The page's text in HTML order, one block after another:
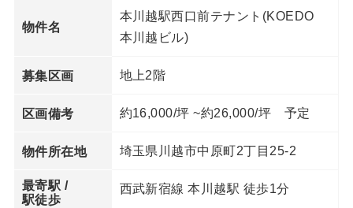
物件名
本川越駅西口前テナント(KOEDO
本川越ビル)
募集区画 地上2階
区画備考 約16,000/坪 ~約26,000/坪 予定
物件所在地 埼玉県川越市中原町2丁目25‐2
最寄駅 /
駅徒歩
西武新宿線 本川越駅 徒歩1分